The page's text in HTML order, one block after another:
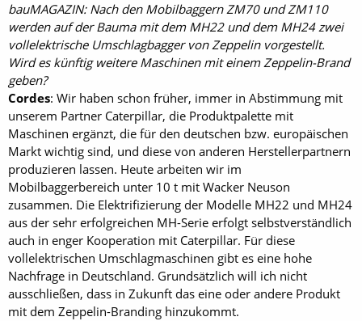
bauMAGAZIN: Nach den Mobilbaggern ZM70 und ZM110
werden auf der Bauma mit dem MH22 und dem MH24 zwei
vollelektrische Umschlagbagger von Zeppelin vorgestellt.
Wird es künftig weitere Maschinen mit einem Zeppelin-Brand
geben?
Cordes: Wir haben schon früher, immer in Abstimmung mit
unserem Partner Caterpillar, die Produktpalette mit
Maschinen ergänzt, die für den deutschen bzw. europäischen
Markt wichtig sind, und diese von anderen Herstellerpartnern
produzieren lassen. Heute arbeiten wir im
Mobilbaggerbereich unter 10 t mit Wacker Neuson
zusammen. Die Elektrifizierung der Modelle MH22 und MH24
aus der sehr erfolgreichen MH-Serie erfolgt selbstverständlich
auch in enger Kooperation mit Caterpillar. Für diese
vollelektrischen Umschlagmaschinen gibt es eine hohe
Nachfrage in Deutschland. Grundsätzlich will ich nicht
ausschließen, dass in Zukunft das eine oder andere Produkt
mit dem Zeppelin-Branding hinzukommt.